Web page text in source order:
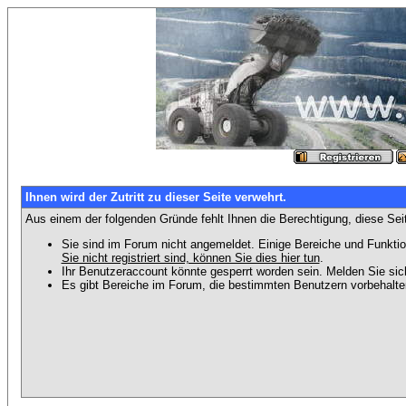
Ihnen wird der Zutritt zu dieser Seite verwehrt.
Aus einem der folgenden Gründe fehlt Ihnen die Berechtigung, diese
Sie sind im Forum nicht angemeldet. Einige Bereiche und
Sie nicht registriert sind, können Sie dies hier tun.
Ihr Benutzeraccount könnte gesperrt worden sein. Melden Sie
Es gibt Bereiche im Forum, die bestimmten Benutzern